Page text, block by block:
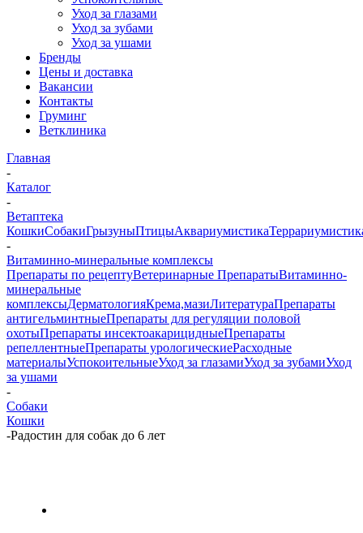
Уход за глазами
Уход за зубами
Уход за ушами
Бренды
Цены и доставка
Вакансии
Контакты
Груминг
Ветклиника
Главная
-
Каталог
-
Ветаптека
КошкиСобакиГрызуныПтицыАквариумистика
-
Витаминно-минеральные комплексы
Препараты по рецептуВетеринарные ПрепаратыВитаминно-
минеральные
комплексыДерматологияКрема,мазиЛитератураПрепараты
антигельминтныеПрепараты для регуляции половой
охотыПрепараты инсектоакарицидныеПрепараты
репеллентныеПрепараты урологическиеРасходные
материалыУспокоительныеУход за глазамиУход за зубамиУход
за ушами
-
Собаки
Кошки
-Радостин для собак до 6 лет